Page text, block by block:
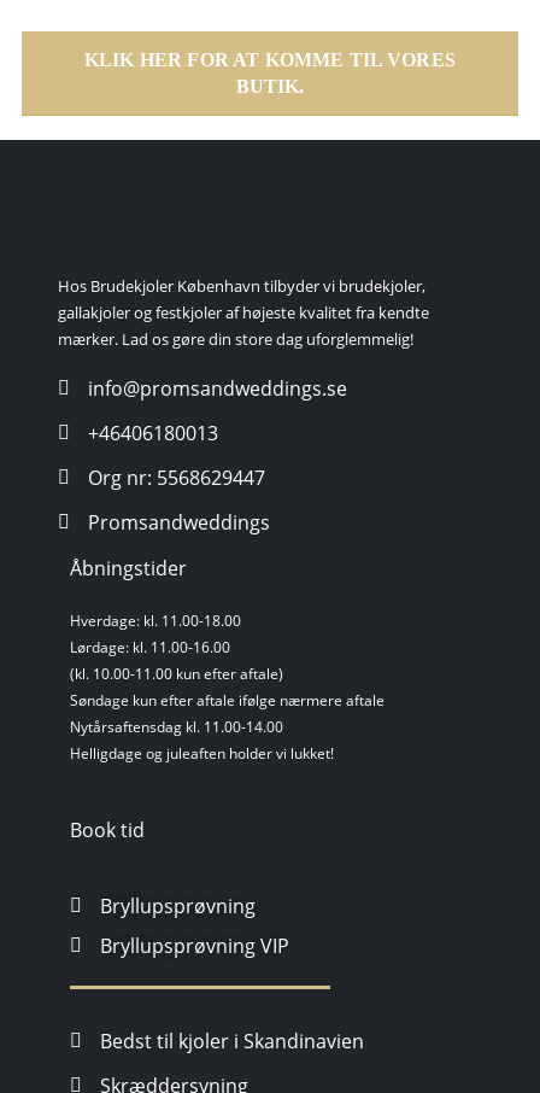
KLIK HER FOR AT KOMME TIL VORES
BUTIK.
Hos Brudekjoler København tilbyder vi brudekjoler,
gallakjoler og festkjoler af højeste kvalitet fra kendte
mærker. Lad os gøre din store dag uforglemmelig!
info@promsandweddings.se
+46406180013
Org nr: 5568629447
Promsandweddings
Åbningstider
Hverdage: kl. 11.00-18.00
Lørdage: kl. 11.00-16.00
(kl. 10.00-11.00 kun efter aftale)
Søndage kun efter aftale ifølge nærmere aftale
Nytårsaftensdag kl. 11.00-14.00
Helligdage og juleaften holder vi lukket!
Book tid
Bryllupsprøvning
Bryllupsprøvning VIP
Bedst til kjoler i Skandinavien
Skræddersyning